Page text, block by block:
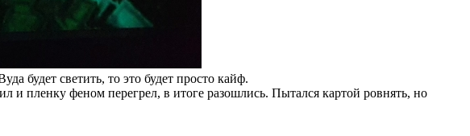
будет светить, то это будет просто кайф.
и пленку феном перегрел, в итоге разошлись. Пытался картой ровнять, но